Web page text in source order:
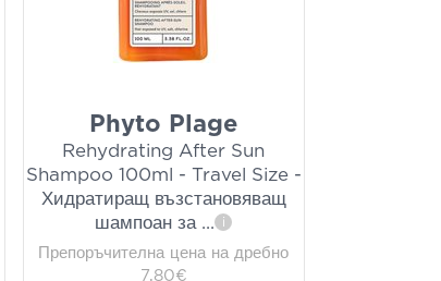
Phyto Plage
Rehydrating After Sun
Shampoo 100ml - Travel Size -
Хидратиращ възстановяващ
шампоан за ... i
Препоръчителна цена на дребно
7,80€